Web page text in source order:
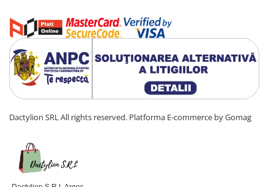
Dactylion SRL All rights reserved. Platforma E-commerce by Gomag